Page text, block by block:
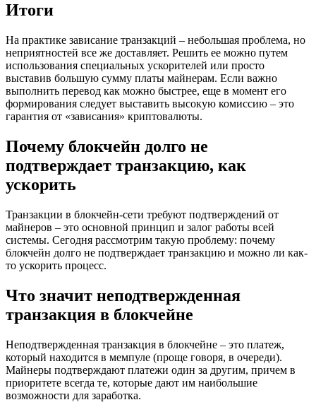
Итоги
На практике зависание транзакций – небольшая проблема, но
неприятностей все же доставляет. Решить ее можно путем
использования специальных ускорителей или просто
выставив большую сумму платы майнерам. Если важно
выполнить перевод как можно быстрее, еще в момент его
формирования следует выставить высокую комиссию – это
гарантия от «зависания» криптовалюты.
Почему блокчейн долго не
подтверждает транзакцию, как
ускорить
Транзакции в блокчейн-сети требуют подтверждений от
майнеров – это основной принцип и залог работы всей
системы. Сегодня рассмотрим такую проблему: почему
блокчейн долго не подтверждает транзакцию и можно ли как-
то ускорить процесс.
Что значит неподтвержденная
транзакция в блокчейне
Неподтвержденная транзакция в блокчейне – это платеж,
который находится в мемпуле (проще говоря, в очереди).
Майнеры подтверждают платежи один за другим, причем в
приоритете всегда те, которые дают им наибольшие
возможности для заработка.